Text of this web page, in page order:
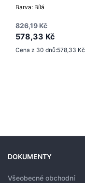
Barva: Bílá
826,19 Kč
578,33 Kč
Cena z 30 dnů:578,33 Kč
DOKUMENTY
Všeobecné obchodní